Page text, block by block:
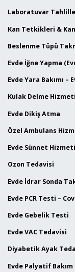
Laboratuvar
Kan Tetkikleri &
Beslenme Tüpü
Evde İğne Yapma
Evde Yara Bakımı
Kulak Delme Hizmeti
Evde Dikiş Atma
Özel Ambulans
Evde Sünnet
Ozon Tedavisi
Evde İdrar Sonda
Evde PCR Testi –
Evde Gebelik Testi
Evde VAC Tedavisi
Diyabetik Ayak
Evde Palyatif Bakım